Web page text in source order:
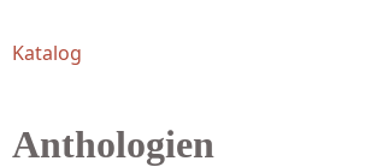
Sie sind hier
Katalog
Anthologien